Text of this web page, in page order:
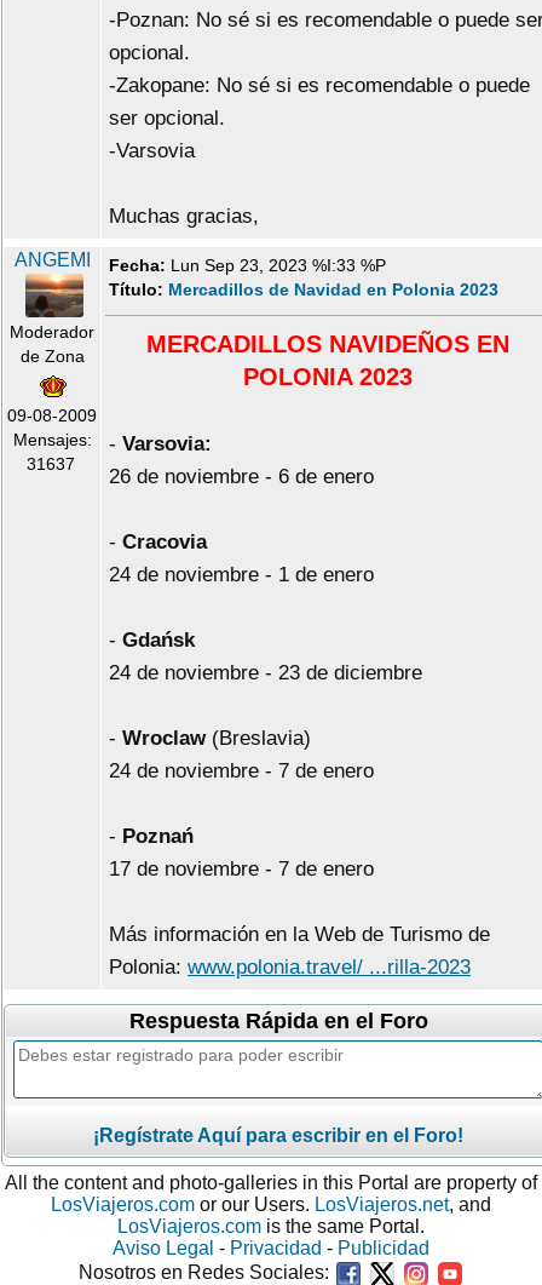
-Poznan: No sé si es recomendable o puede
opcional.
-Zakopane: No sé si es recomendable o puede
ser opcional.
-Varsovia
Muchas gracias,
ANGEMI
Moderador
de Zona
09-08-2009
Mensajes:
31637
Fecha: Lun Sep 23, 2023 %I:33 %P
Título: Mercadillos de Navidad en Polonia 2023
MERCADILLOS NAVIDEÑOS EN
POLONIA 2023
- Varsovia:
26 de noviembre - 6 de enero
- Cracovia
24 de noviembre - 1 de enero
- Gdańsk
24 de noviembre - 23 de diciembre
- Wroclaw(Breslavia)
24 de noviembre - 7 de enero
- Poznań
17 de noviembre - 7 de enero
Más información en la Web de Turismo de
Polonia: www.polonia.travel/ ...rilla-2023
Respuesta Rápida en el Foro
¡Regístrate Aquí para escribir en el Foro!
All the content and photo-galleries in this Portal are property of
LosViajeros.com or our Users. LosViajeros.net, and
LosViajeros.com is the same Portal.
Aviso Legal - Privacidad - Publicidad
Nosotros en Redes Sociales: